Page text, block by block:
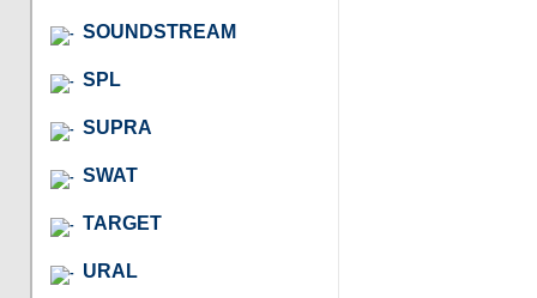
SOUNDSTREAM
SPL
SUPRA
SWAT
TARGET
URAL